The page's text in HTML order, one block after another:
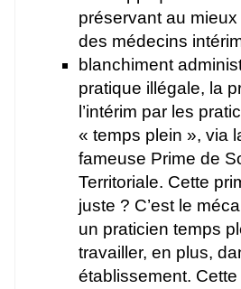
préservant au
des médecins
blanchiment
pratique illégale, la
l’intérim par les
« temps plein », via
fameuse Prime de
Territoriale. Cette
juste ? C’est le
un praticien temps
travailler, en plus,
établissement.